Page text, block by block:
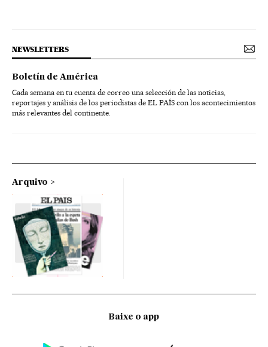
NEWSLETTERS
Boletín de América
Cada semana en tu cuenta de correo una selección de las noticias,
reportajes y análisis de los periodistas de EL PAÍS con los acontecimientos
más relevantes del continente.
Arquivo
Baixe o app